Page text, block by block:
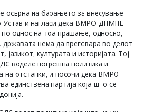
осврна на барањето за внесување
Устав и нагласи дека ВМРО-ДПМНЕ
по однос на тоа прашање, односно,
државата нема да преговара во делот
јазикот, културата и историјата. Тој
воделе погрешна политика и
на отстапки, и посочи дека ВМРО-
единствена партија која што се